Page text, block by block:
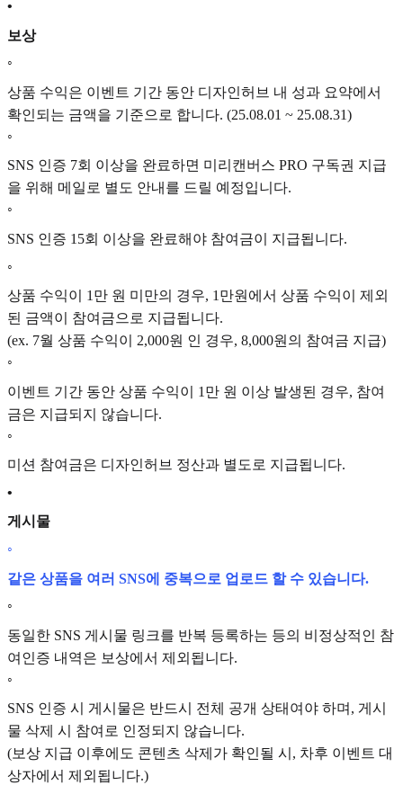
•
보상
◦
상품 수익은 이벤트 기간 동안 디자인허브 내 성과 요약에서
확인되는 금액을 기준으로 합니다. (25.08.01 ~ 25.08.31)
◦
SNS 인증 7회 이상을 완료하면 미리캔버스 PRO 구독권 지급
을 위해 메일로 별도 안내를 드릴 예정입니다.
◦
SNS 인증 15회 이상을 완료해야 참여금이 지급됩니다.
◦
상품 수익이 1만 원 미만의 경우, 1만원에서 상품 수익이 제외
된 금액이 참여금으로 지급됩니다.
(ex. 7월 상품 수익이 2,000원 인 경우, 8,000원의 참여금 지급)
◦
이벤트 기간 동안 상품 수익이 1만 원 이상 발생된 경우, 참여
금은 지급되지 않습니다.
◦
미션 참여금은 디자인허브 정산과 별도로 지급됩니다.
•
게시물
◦
같은 상품을 여러 SNS에 중복으로 업로드 할 수 있습니다.
◦
동일한 SNS 게시물 링크를 반복 등록하는 등의 비정상적인 참
여인증 내역은 보상에서 제외됩니다.
◦
SNS 인증 시 게시물은 반드시 전체 공개 상태여야 하며, 게시
물 삭제 시 참여로 인정되지 않습니다.
(보상 지급 이후에도 콘텐츠 삭제가 확인될 시, 차후 이벤트 대
상자에서 제외됩니다.)